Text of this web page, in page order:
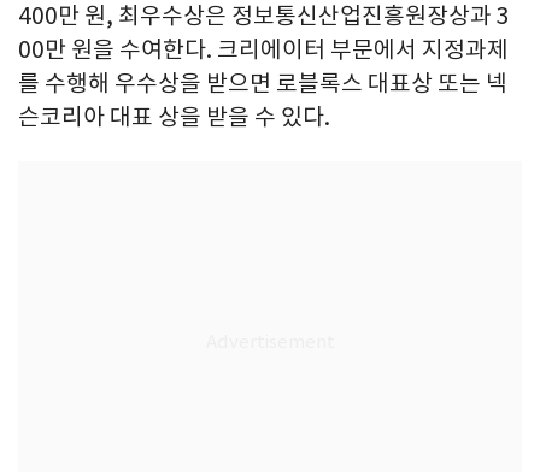
400만 원, 최우수상은 정보통신산업진흥원장상과 3
00만 원을 수여한다. 크리에이터 부문에서 지정과제
를 수행해 우수상을 받으면 로블록스 대표상 또는 넥
슨코리아 대표 상을 받을 수 있다.